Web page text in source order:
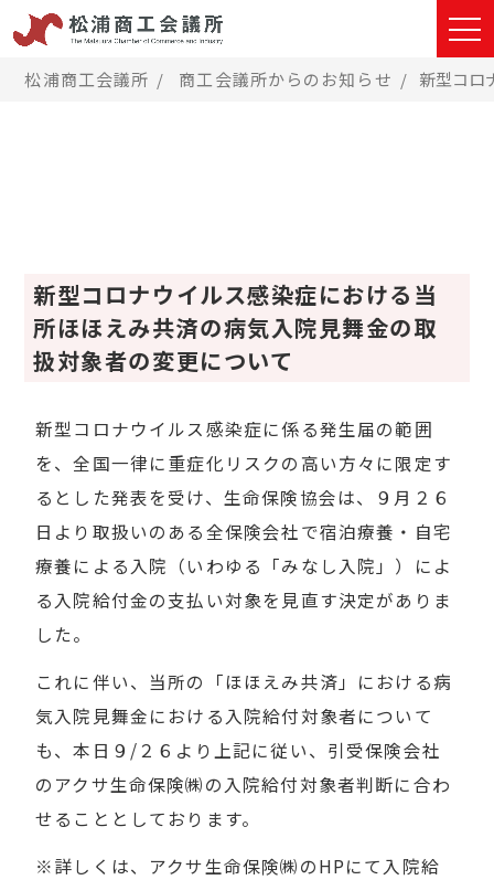
松浦商工会議所 商工会議所からのお知らせ 新型コロ
新型コロナウイルス感染症における当
所ほほえみ共済の病気入院見舞金の取
扱対象者の変更について
新型コロナウイルス感染症に係る発生届の範囲
を、全国一律に重症化リスクの高い方々に限定す
るとした発表を受け、生命保険協会は、９月２６
日より取扱いのある全保険会社で宿泊療養・自宅
療養による入院（いわゆる「みなし入院」）によ
る入院給付金の支払い対象を見直す決定がありま
した。
これに伴い、当所の「ほほえみ共済」における病
気入院見舞金における入院給付対象者について
も、本日９/２６より上記に従い、引受保険会社
のアクサ生命保険㈱の入院給付対象者判断に合わ
せることとしております。
※詳しくは、アクサ生命保険㈱のHPにて入院給